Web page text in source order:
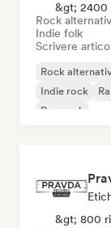
&gt; 2400
Rock
Indie folk
Scrivere
Rock
Indie rock
Pop rock
&gt; 800